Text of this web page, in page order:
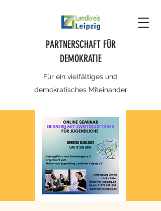
PARTNERSCHAFT FÜR
DEMOKRATIE
Für ein vielfältiges und
demokratisches Miteinander